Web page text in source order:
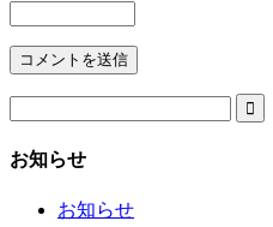

お知らせ
お知らせ